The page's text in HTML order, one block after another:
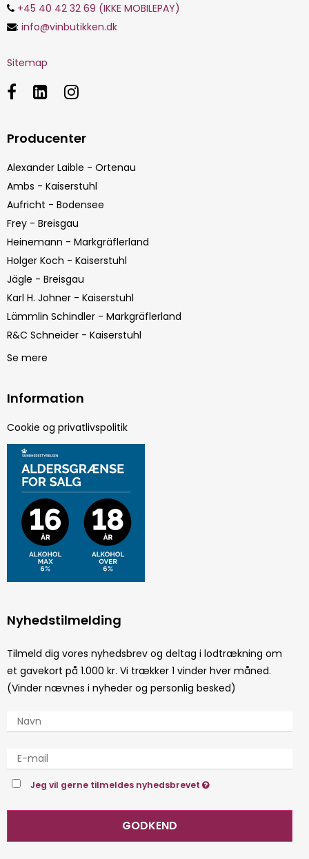
+45 40 42 32 69 (IKKE MOBILEPAY)
: info@vinbutikken.dk
Sitemap
Producenter
Alexander Laible - Ortenau
Ambs - Kaiserstuhl
Aufricht - Bodensee
Frey - Breisgau
Heinemann - Markgräflerland
Holger Koch - Kaiserstuhl
Jägle - Breisgau
Karl H. Johner - Kaiserstuhl
Lämmlin Schindler - Markgräflerland
R&C Schneider - Kaiserstuhl
Se mere
Information
Cookie og privatlivspolitik
Nyhedstilmelding
Tilmeld dig vores nyhedsbrev og deltag i lodtrækning om
et gavekort på 1.000 kr. Vi trækker 1 vinder hver måned.
(Vinder nævnes i nyheder og personlig besked)
Jeg vil gerne tilmeldes nyhedsbrevet
GODKEND